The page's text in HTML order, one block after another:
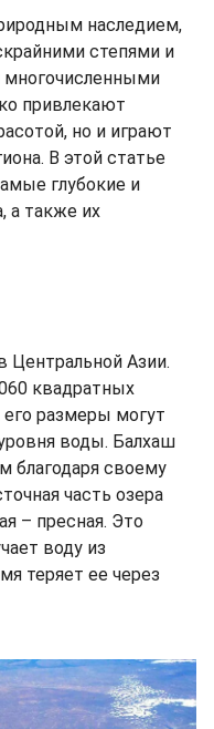
наследием,
степями и
многочисленными
привлекают
но и играют
В этой статье
глубокие и
а также их
Центральной Азии.
квадратных
его размеры могут
воды. Балхаш
благодаря своему
часть озера
– пресная. Это
воду из
теряет ее через